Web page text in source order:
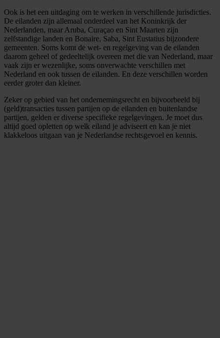
Ook is het een uitdaging om te werken in verschillende jurisdicties.
De eilanden zijn allemaal onderdeel van het Koninkrijk der
Nederlanden, maar Aruba, Curaçao en Sint Maarten zijn
zelfstandige landen en Bonaire, Saba, Sint Eustatius bijzondere
gemeenten. Soms komt de wet- en regelgeving van de eilanden
daarom geheel of gedeeltelijk overeen met die van Nederland, maar
vaak zijn er wezenlijke, soms onverwachte verschillen met
Nederland en ook tussen de eilanden. En deze verschillen worden
eerder groter dan kleiner.
Zeker op gebied van het ondernemingsrecht en bijvoorbeeld bij
(geld)transacties tussen partijen op de eilanden en buitenlandse
partijen, gelden er diverse specifieke regelgevingen. Je moet dus
altijd goed opletten op welk eiland je adviseert en kan je niet
klakkeloos uitgaan van je Nederlandse rechtsgevoel en kennis.